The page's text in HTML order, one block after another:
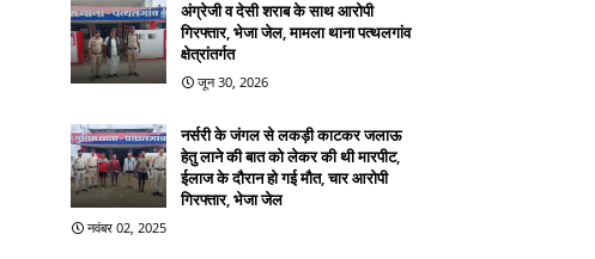
अंग्रेजी व देसी शराब के साथ आरोपी
गिरफ्तार, भेजा जेल, मामला थाना पत्थलगांव
क्षेत्रांतर्गत
जून 30, 2026
नर्सरी के जंगल से लकड़ी काटकर जलाऊ
हेतु लाने की बात को लेकर की थी मारपीट,
ईलाज के दौरान हो गई मौत, चार आरोपी
गिरफ्तार, भेजा जेल
नवंबर 02, 2025